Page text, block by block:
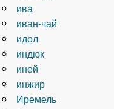
ива
иван-чай
идол
индюк
иней
инжир
Иремель